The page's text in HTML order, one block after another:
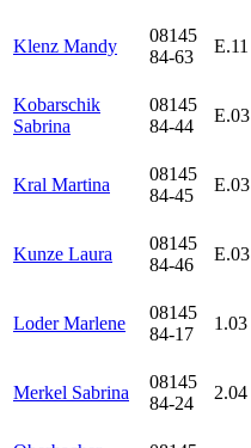
Klenz Mandy
08145
84-63
E.11
Kobarschik
Sabrina
08145
84-44
E.03
Kral Martina
08145
84-45
E.03
Kunze Laura
08145
84-46
E.03
Loder Marlene
08145
84-17
1.03
Merkel Sabrina
08145
84-24
2.04